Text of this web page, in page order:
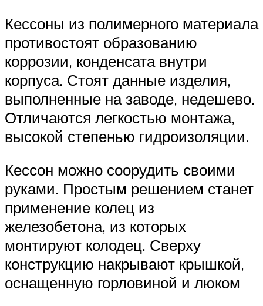
Кессоны из полимерного материала
противостоят образованию
коррозии, конденсата внутри
корпуса. Стоят данные изделия,
выполненные на заводе, недешево.
Отличаются легкостью монтажа,
высокой степенью гидроизоляции.
Кессон можно соорудить своими
руками. Простым решением станет
применение колец из
железобетона, из которых
монтируют колодец. Сверху
конструкцию накрывают крышкой,
оснащенную горловиной и люком